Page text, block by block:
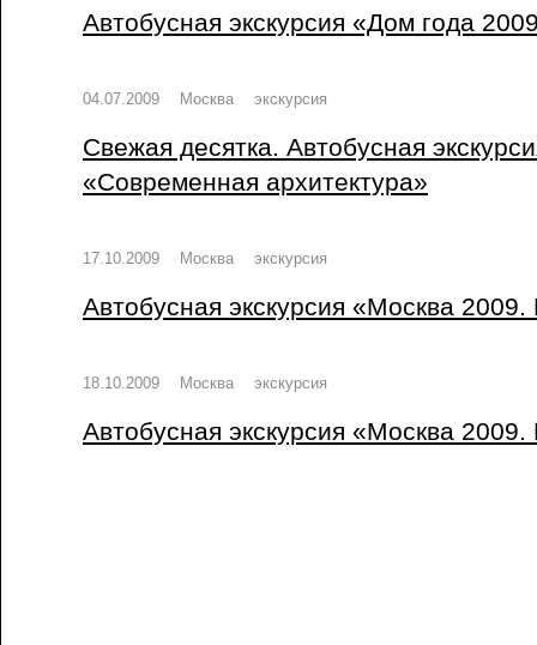
Автобусная экскурсия «Дом года
04.07.2009 Москва экскурсия
Свежая десятка. Автобусная
«Современная архитектура»
17.10.2009 Москва экскурсия
Автобусная экскурсия «Москва 2009.
18.10.2009 Москва экскурсия
Автобусная экскурсия «Москва 2009.